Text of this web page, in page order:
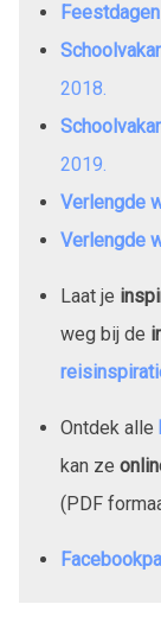
Feestdagen
2018.
2019.
Verlengde
Verlengde
Laat je
weg bij de
Ontdek alle
kan ze
(PDF